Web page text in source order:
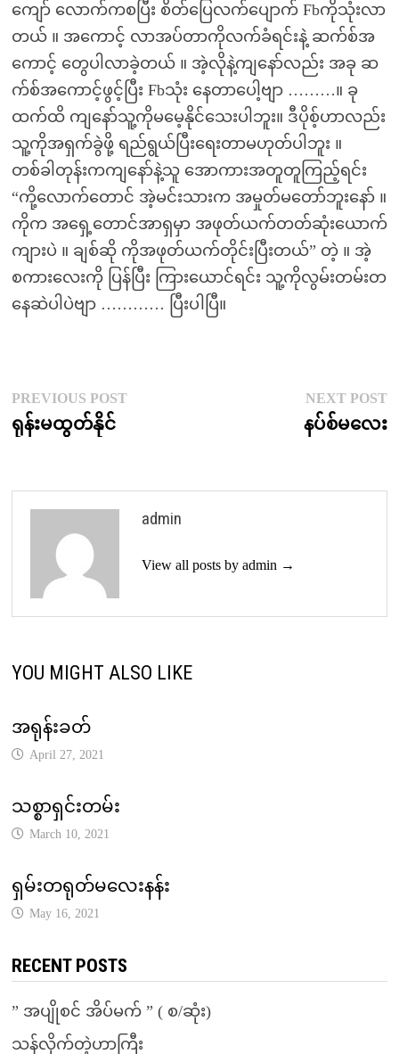
ကျော် လောက်ကစပြီး စိတ်ပြေလက်ပျောက် Fbကိုသုံးလာ
တယ် ။ အကောင့် လာအပ်တာကိုလက်ခံရင်းနဲ့ ဆက်စ်အ
ကောင့် တွေပါလာခဲ့တယ် ။ အဲ့လိုနဲ့ကျနော်လည်း အခု ဆ
က်စ်အကောင့်ဖွင့်ပြီး Fbသုံး နေတာပေါ့ဗျာ ………။ ခု
ထက်ထိ ကျနော်သူ့ကိုမမေ့နိုင်သေးပါဘူး။ ဒီပိုစ့်ဟာလည်း
သူ့ကိုအရှက်ခွဲဖို့ ရည်ရွယ်ပြီးရေးတာမဟုတ်ပါဘူး ။
တစ်ခါတုန်းကကျနော်နဲ့သူ အောကားအတူတူကြည့်ရင်း
“ကို့လောက်တောင် အဲ့မင်းသားက အမှုတ်မတော်ဘူးနော် ။
ကိုက အရှေ့တောင်အာရှမှာ အဖုတ်ယက်တတ်ဆုံးယောက်
ကျားပဲ ။ ချစ်ဆို ကိုအဖုတ်ယက်တိုင်းပြီးတယ်” တဲ့ ။ အဲ့
စကားလေးကို ပြန်ပြီး ကြားယောင်ရင်း သူ့ကိုလွမ်းတမ်းတ
နေဆဲပါပဲဗျာ ………… ပြီးပါပြီ။
Post
navigation
PREVIOUS POSTPrevious
ရုန်းမထွတ်နိုင်
NEXT POST
နပ်စ်မလေး
admin
View all posts by admin →
YOU MIGHT ALSO LIKE
အရုန်းခတ်
April 27, 2021
သစ္စာရှင်းတမ်း
March 10, 2021
ရှမ်းတရုတ်မလေးနန်း
May 16, 2021
RECENT POSTS
” အပျိုစင် အိပ်မက် ” ( စ/ဆုံး)
သန်လိုက်တဲ့ဟာကြီး